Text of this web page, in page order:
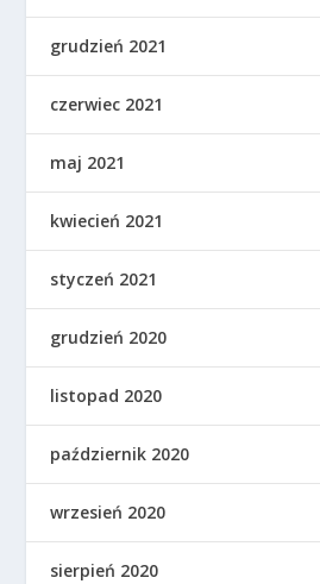
grudzień 2021
czerwiec 2021
maj 2021
kwiecień 2021
styczeń 2021
grudzień 2020
listopad 2020
październik 2020
wrzesień 2020
sierpień 2020